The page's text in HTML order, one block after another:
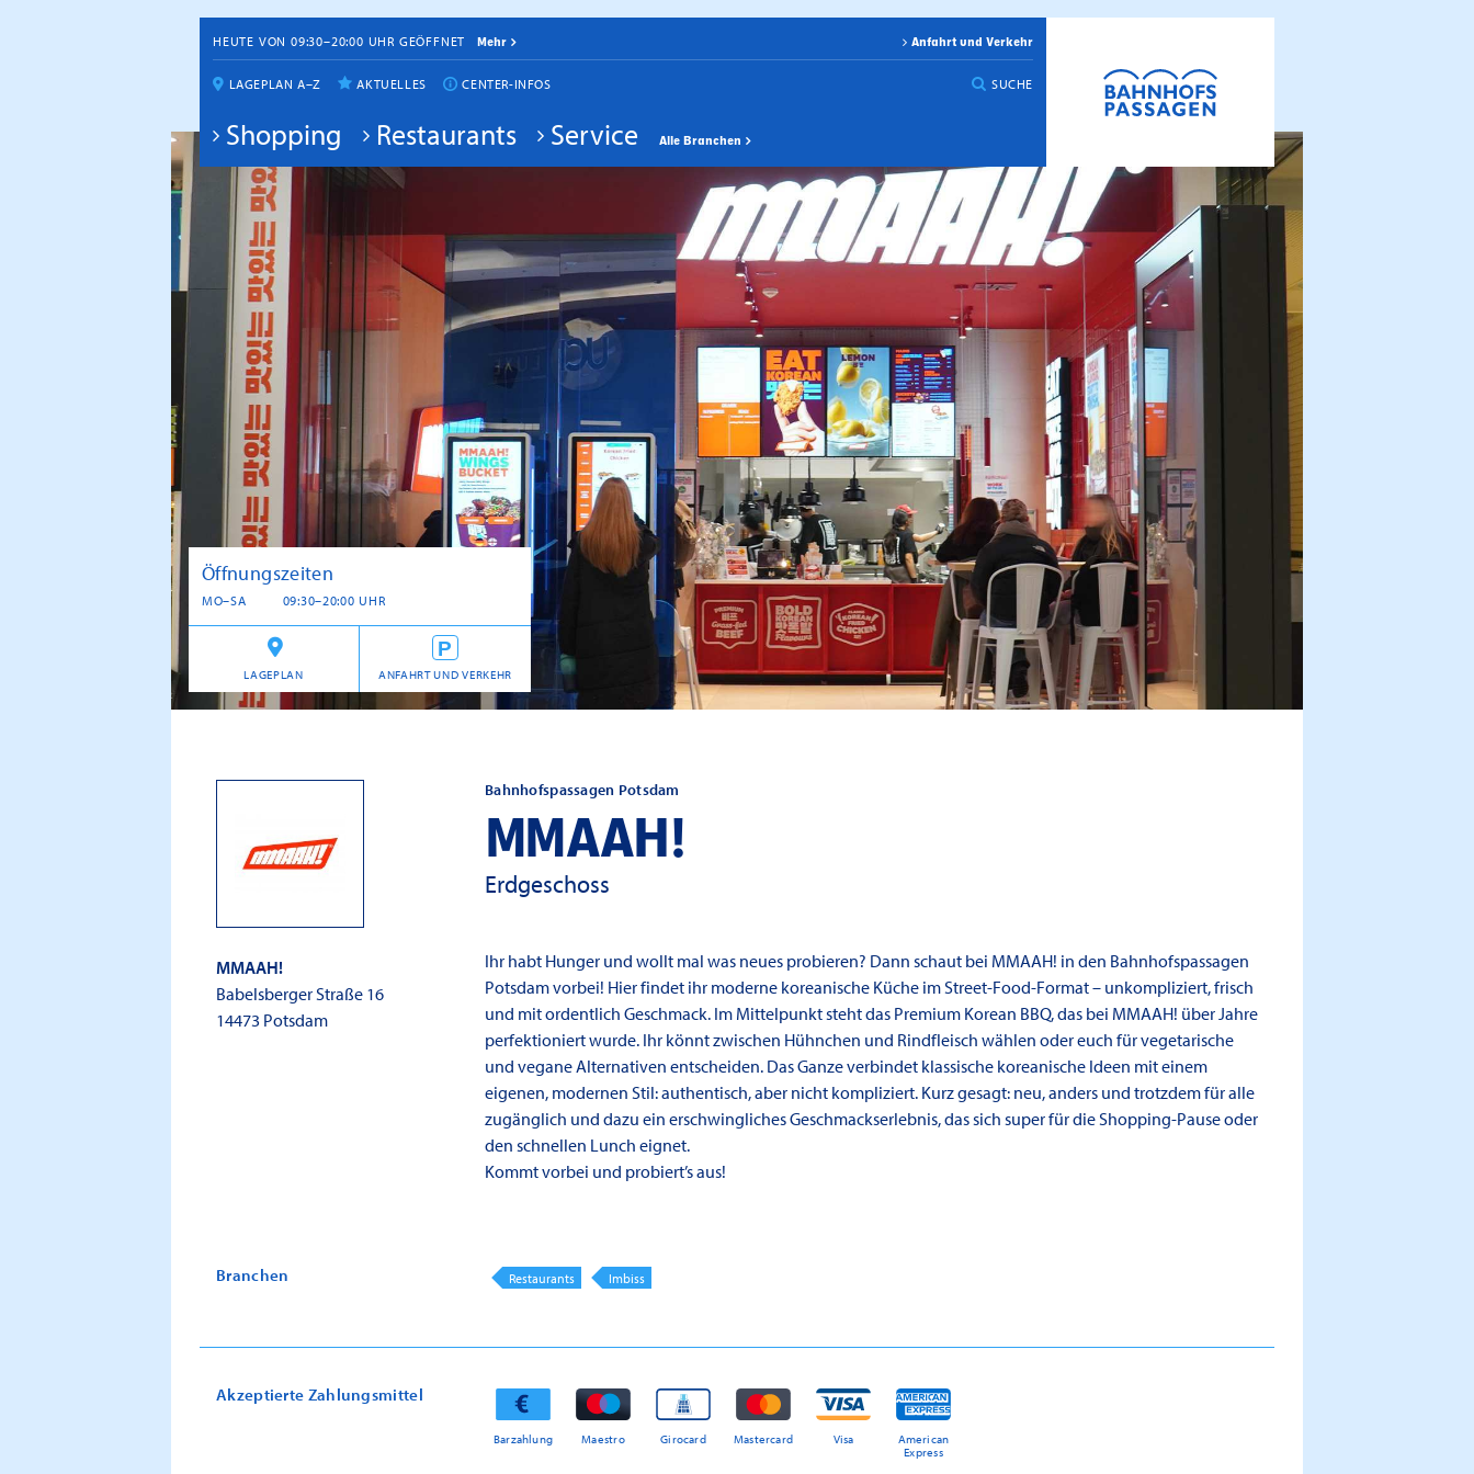
HEUTE VON 09:30–20:00 UHR GEÖFFNET Mehr Anfahrt und Verkehr
LAGEPLAN A–Z AKTUELLES CENTER-INFOS SUCHE
Shopping Restaurants Service Alle Branchen
Öffnungszeiten
MO–SA 09:30–20:00 UHR
LAGEPLAN ANFAHRT UND VERKEHR
MMAAH!
Babelsberger Straße 16
14473 Potsdam
Bahnhofspassagen Potsdam
MMAAH!
Erdgeschoss
Ihr habt Hunger und wollt mal was neues probieren? Dann schaut bei MMAAH! in den Bahnhofspassagen
Potsdam vorbei! Hier findet ihr moderne koreanische Küche im Street-Food-Format – unkompliziert, frisch
und mit ordentlich Geschmack. Im Mittelpunkt steht das Premium Korean BBQ, das bei MMAAH! über Jahre
perfektioniert wurde. Ihr könnt zwischen Hühnchen und Rindfleisch wählen oder euch für vegetarische
und vegane Alternativen entscheiden. Das Ganze verbindet klassische koreanische Ideen mit einem
eigenen, modernen Stil: authentisch, aber nicht kompliziert. Kurz gesagt: neu, anders und trotzdem für alle
zugänglich und dazu ein erschwingliches Geschmackserlebnis, das sich super für die Shopping-Pause oder
den schnellen Lunch eignet.
Kommt vorbei und probiert’s aus!
Branchen Restaurants Imbiss
Akzeptierte Zahlungsmittel
Barzahlung Maestro Girocard Mastercard Visa
American
Express